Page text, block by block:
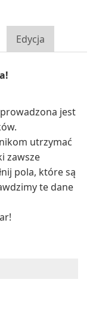
Edycja
jest
utrzymać
zawsze
pola, które są
te dane